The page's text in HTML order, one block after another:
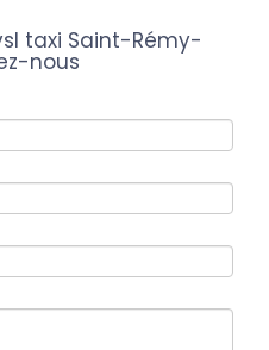
taxi Saint-Rémy-
nous